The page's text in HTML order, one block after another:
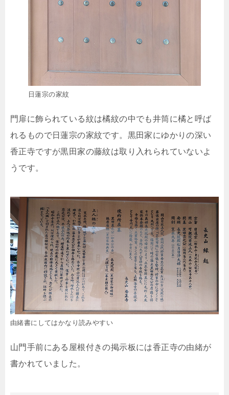
日蓮宗の家紋
門扉に飾られている紋は橘紋の中でも井筒に橘と呼ば
れるもので日蓮宗の家紋です。黒田家にゆかりの深い
香正寺ですが黒田家の藤紋は取り入れられていないよ
うです。
由緒書にしてはかなり読みやすい
山門手前にある屋根付きの掲示板には香正寺の由緒が
書かれていました。